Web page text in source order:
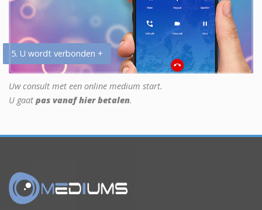
5. U wordt verbonden +
Uw consult met een online medium start.
U gaat pas vanaf hier betalen.